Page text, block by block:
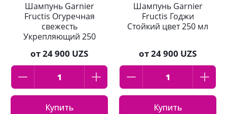
Шампунь Garnier
Fructis Огуречная
свежесть
Укрепляющий 250
от24 900 UZS
Купить
Шампунь Garnier
Fructis Годжи
Стойкий цвет 250 мл
от24 900 UZS
Купить